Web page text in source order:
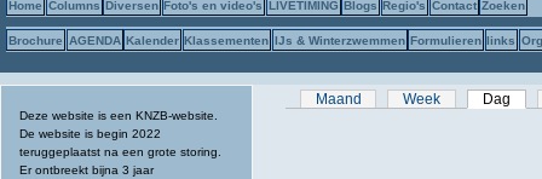
Home Columns Diversen Foto's en video's LIVETIMING Blogs Regio's Contact Zoeken
Brochure AGENDA Kalender Klassementen IJs & Winterzwemmen Formulieren links
Deze website is een KNZB-website.
De website is begin 2022
teruggeplaatst na een grote storing.
Er ontbreekt bijna 3 jaar
Primaire tabs
Maand Week Dag